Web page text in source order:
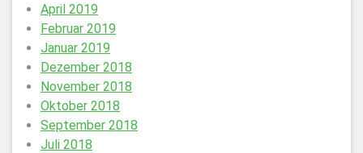
April 2019
Februar 2019
Januar 2019
Dezember 2018
November 2018
Oktober 2018
September 2018
Juli 2018